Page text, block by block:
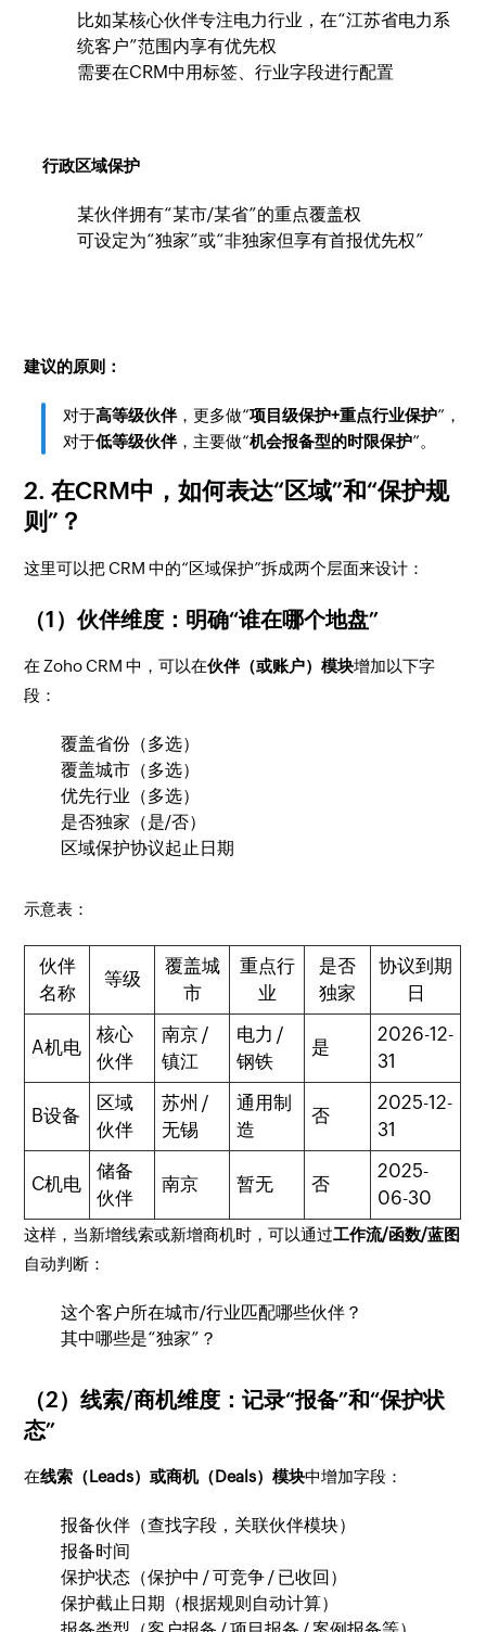
比如某核心伙伴专注电力行业，在“江苏省电力系
统客户”范围内享有优先权
需要在CRM中用标签、行业字段进行配置
行政区域保护
某伙伴拥有“某市/某省”的重点覆盖权
可设定为“独家”或“非独家但享有首报优先权”
建议的原则：
对于高等级伙伴，更多做“项目级保护+重点行业保护”，
对于低等级伙伴，主要做“机会报备型的时限保护”。
2. 在CRM中，如何表达“区域”和“保护规
则”？
这里可以把 CRM 中的“区域保护”拆成两个层面来设计：
（1）伙伴维度：明确“谁在哪个地盘”
在 Zoho CRM 中，可以在伙伴（或账户）模块增加以下字
段：
覆盖省份（多选）
覆盖城市（多选）
优先行业（多选）
是否独家（是/否）
区域保护协议起止日期
示意表：
伙伴
名称
等级
覆盖城
市
重点行
业
是否
独家
协议到期
日
A机电
核心
伙伴
南京 /
镇江
电力 /
钢铁
是
2026-12-
31
B设备
区域
伙伴
苏州 /
无锡
通用制
造
否
2025-12-
31
C机电
储备
伙伴
南京 暂无 否
2025-
06-30
这样，当新增线索或新增商机时，可以通过工作流/函数/蓝图
自动判断：
这个客户所在城市/行业匹配哪些伙伴？
其中哪些是“独家”？
（2）线索/商机维度：记录“报备”和“保护状
态”
在线索（Leads）或商机（Deals）模块中增加字段：
报备伙伴（查找字段，关联伙伴模块）
报备时间
保护状态（保护中 / 可竞争 / 已收回）
保护截止日期（根据规则自动计算）